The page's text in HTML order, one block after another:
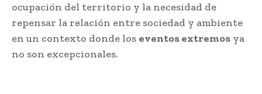
ocupación del territorio y la necesidad de
repensar la relación entre sociedad y ambiente
en un contexto donde los eventos extremos ya
no son excepcionales.